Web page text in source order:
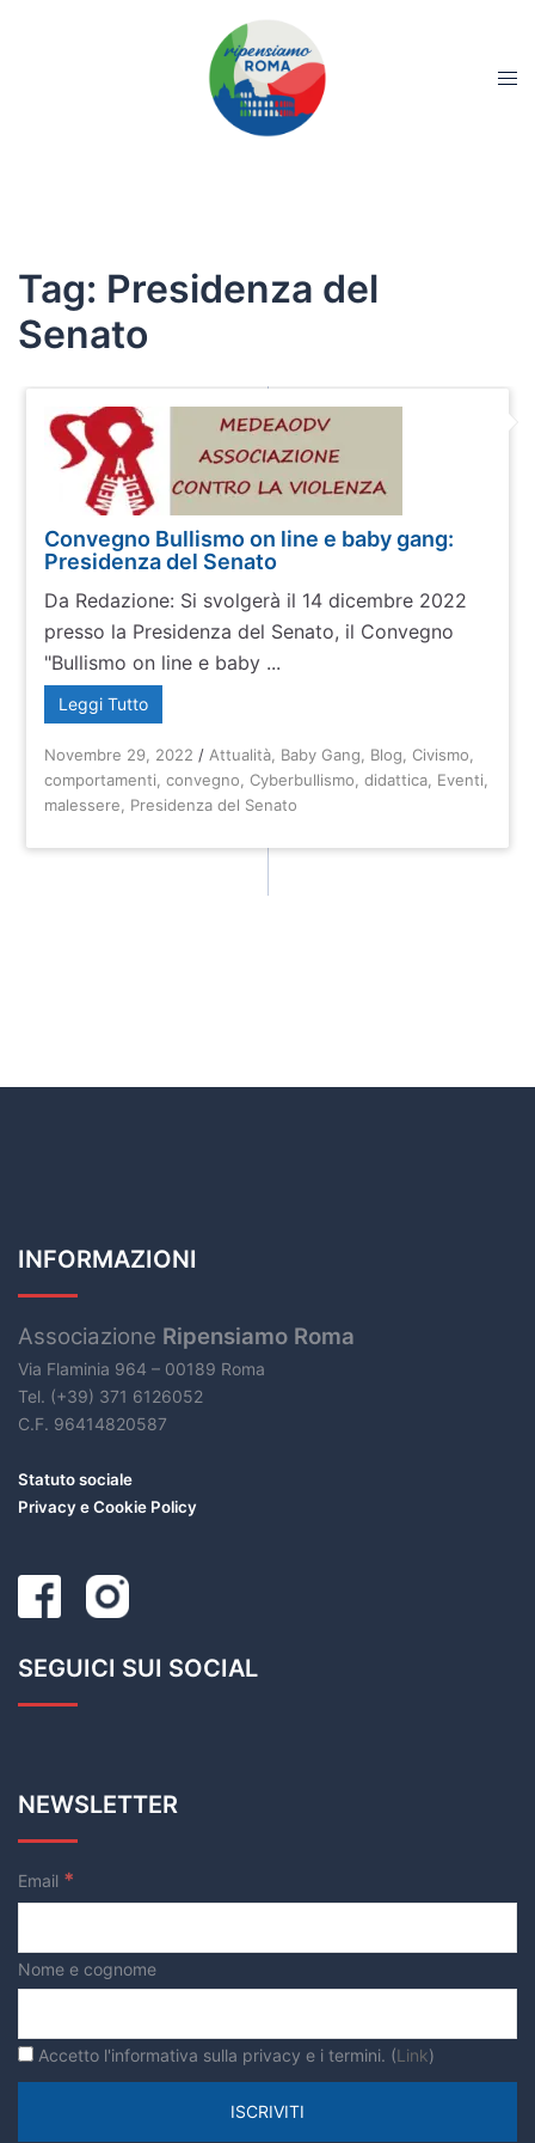
Tag: Presidenza del
Senato
Convegno Bullismo on line e baby gang:
Presidenza del Senato
Da Redazione: Si svolgerà il 14 dicembre 2022
presso la Presidenza del Senato, il Convegno
"Bullismo on line e baby ...
Leggi Tutto
Novembre 29, 2022 / Attualità Baby Gang Blog ,Civismo
comportamenti ,convegno ,Cyberbullismo ,didattica Eventi
malessere
Presidenza del Senato
INFORMAZIONI
Associazione Ripensiamo Roma
Via Flaminia 964 – 00189 Roma
Tel. (+39) 371 6126052
C.F. 96414820587
Statuto sociale
Privacy e Cookie Policy
SEGUICI SUI SOCIAL
NEWSLETTER
Email *
Nome e cognome
Accetto l'informativa sulla privacy e i termini. (Link)